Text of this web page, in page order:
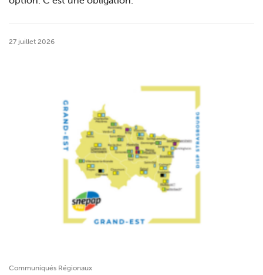
27 juillet 2026
Communiqués Régionaux